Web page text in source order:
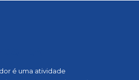
é uma atividade